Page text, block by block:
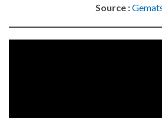
Source :